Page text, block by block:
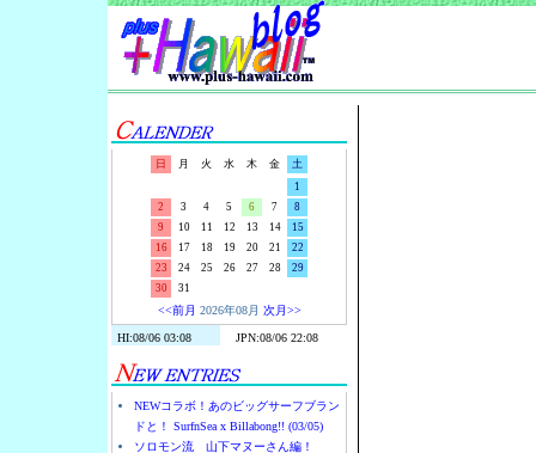
日 月 火 水 木 金
土
1
2
3 4 5 6 7
8
9
10 11 12 13 14
15
16
17 18 19 20 21
22
23
24 25 26 27 28
29
30
31
<<前月 2026年08月 次月>>
NEWコラボ！あのビッグサーフブラン
ドと！ SurfnSea x Billabong!! (03/05)
ソロモン流 山下マヌーさん編！